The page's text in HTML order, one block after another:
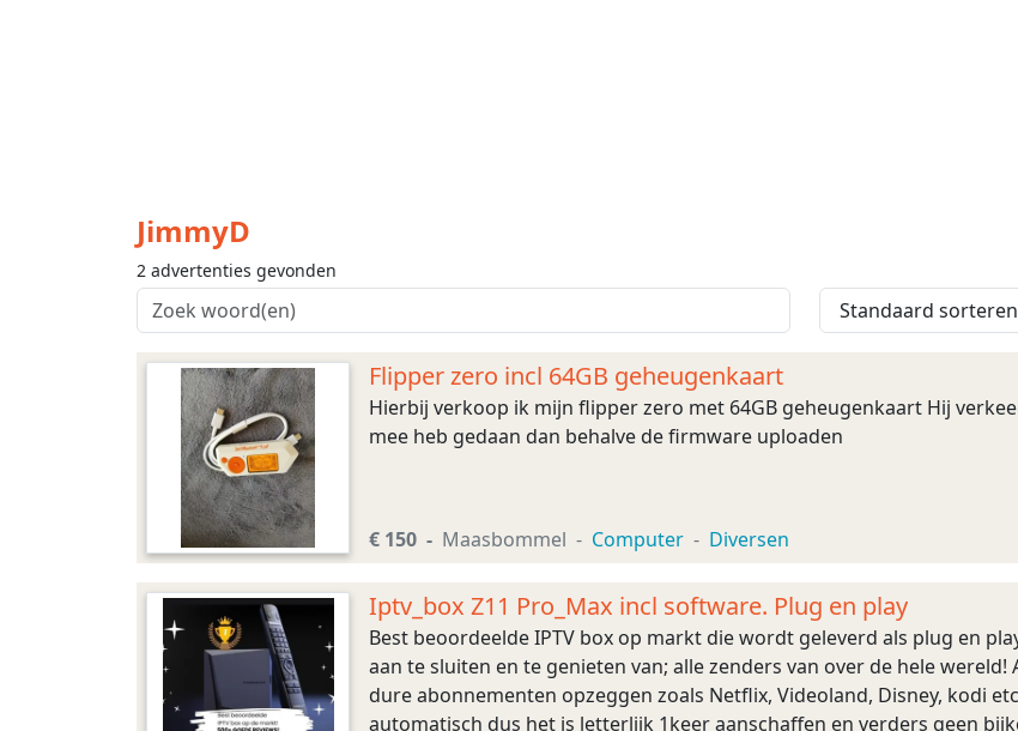
JimmyD
2 advertenties gevonden
Flipper zero incl 64GB geheugenkaart
Hierbij verkoop ik mijn flipper zero met 64GB geheugenkaart Hij
mee heb gedaan dan behalve de firmware uploaden
€ 150 Maasbommel Computer Diversen
Iptv_box Z11 Pro_Max incl software. Plug en play
Best beoordeelde IPTV box op markt die wordt geleverd als plug en
aan te sluiten en te genieten van; alle zenders van over de hele
dure abonnementen opzeggen zoals Netflix, Videoland, Disney, kodi
automatisch dus het is letterlijk 1keer aanschaffen en verders geen